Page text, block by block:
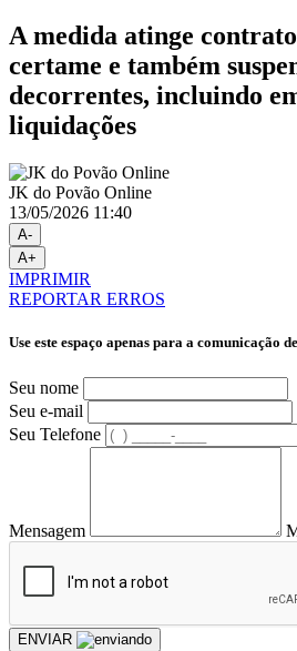
A medida atinge
certame e também
decorrentes, incluindo
liquidações
JK do Povão Online
13/05/2026 11:40
A-
A+
IMPRIMIR
REPORTAR ERROS
Use este espaço apenas para a comunicação
Seu nome
Seu e-mail
Seu Telefone
Mensagem
ENVIAR